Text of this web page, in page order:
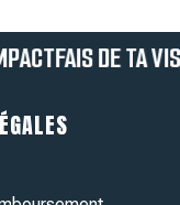
FAIS DE TA